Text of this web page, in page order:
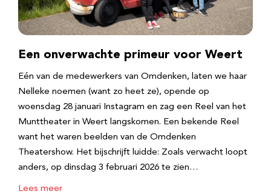
Een onverwachte primeur voor Weert
Eén van de medewerkers van Omdenken, laten we haar
Nelleke noemen (want zo heet ze), opende op
woensdag 28 januari Instagram en zag een Reel van het
Munttheater in Weert langskomen. Een bekende Reel
want het waren beelden van de Omdenken
Theatershow. Het bijschrijft luidde: Zoals verwacht loopt
anders, op dinsdag 3 februari 2026 te zien…
Lees meer